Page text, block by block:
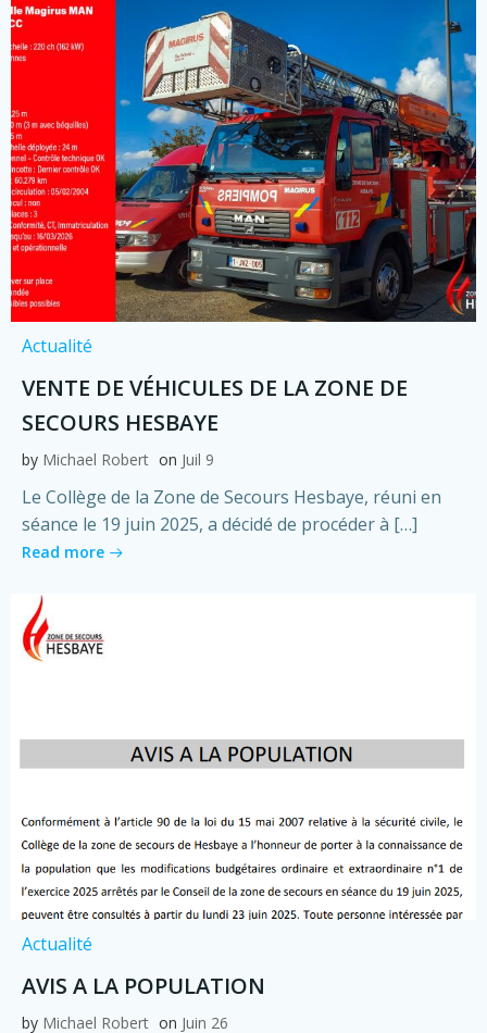
Actualité
VENTE DE VÉHICULES DE LA ZONE DE
SECOURS HESBAYE
by Michael Robert on Juil 9
Le Collège de la Zone de Secours Hesbaye, réuni en
séance le 19 juin 2025, a décidé de procéder à […]
Read more
Actualité
AVIS A LA POPULATION
by Michael Robert on Juin 26